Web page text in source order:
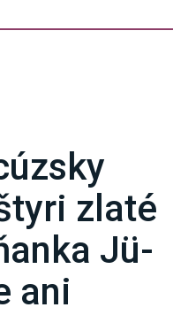
zlaté
Jü-
ani